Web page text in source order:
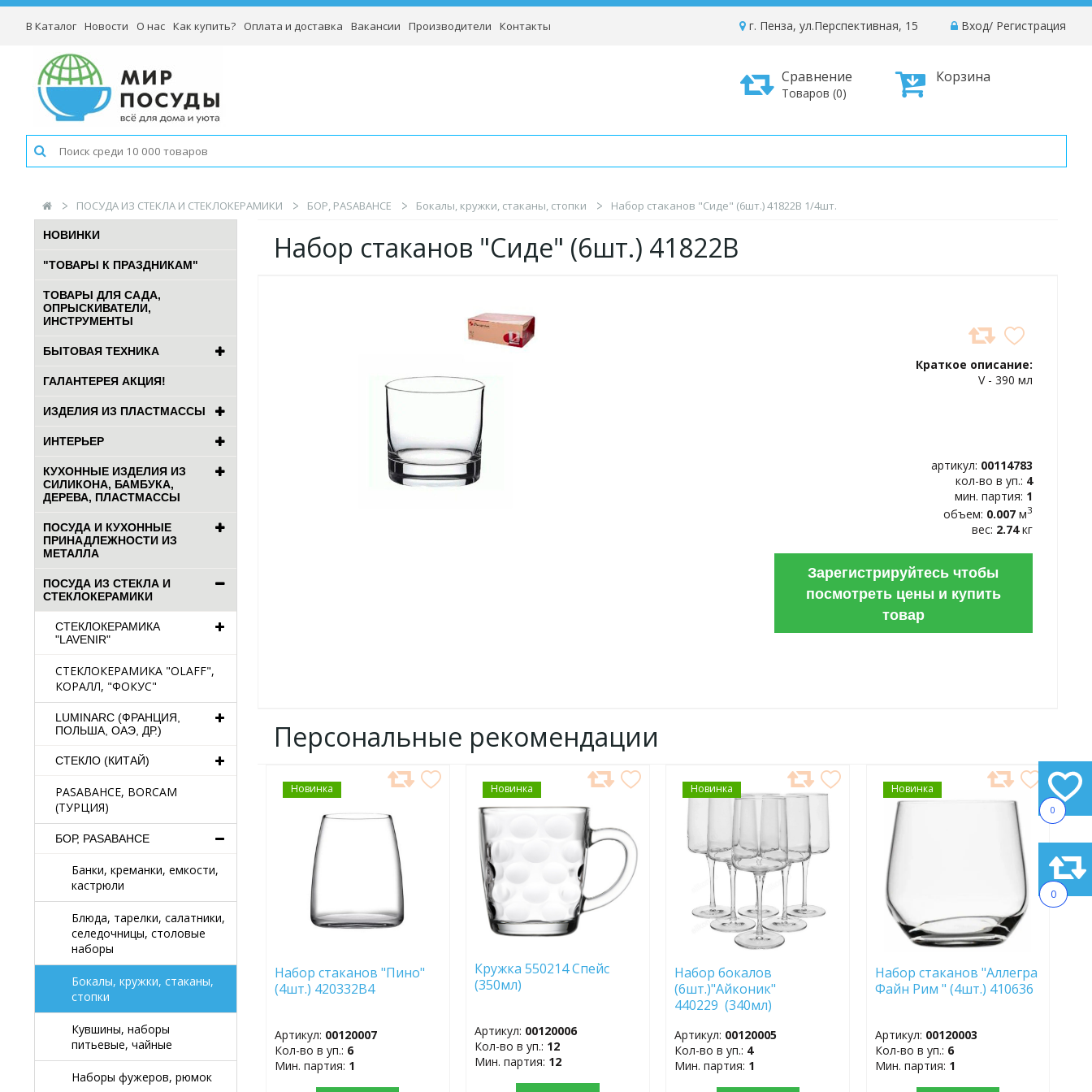
0
0
В Каталог Новости О нас Как купить? Оплата и доставка Вакансии Производители Контакты Вход/ Регистрация
г. Пенза, ул.Перспективная, 15
Корзина
Сравнение
Товаров (0)
ПОСУДА ИЗ СТЕКЛА И СТЕКЛОКЕРАМИКИ БОР, PASABAHCE Бокалы, кружки, стаканы, стопки Набор стаканов "Сиде" (6шт.) 41822B 1/4шт.
НОВИНКИ
"ТОВАРЫ К ПРАЗДНИКАМ"
ТОВАРЫ ДЛЯ САДА,
ОПРЫСКИВАТЕЛИ,
ИНСТРУМЕНТЫ
БЫТОВАЯ ТЕХНИКА
ГАЛАНТЕРЕЯ АКЦИЯ!
ИЗДЕЛИЯ ИЗ ПЛАСТМАССЫ
ИНТЕРЬЕР
КУХОННЫЕ ИЗДЕЛИЯ ИЗ
СИЛИКОНА, БАМБУКА,
ДЕРЕВА, ПЛАСТМАССЫ
ПОСУДА И КУХОННЫЕ
ПРИНАДЛЕЖНОСТИ ИЗ
МЕТАЛЛА
ПОСУДА ИЗ СТЕКЛА И
СТЕКЛОКЕРАМИКИ
СТЕКЛОКЕРАМИКА
"LAVENIR"
СТЕКЛОКЕРАМИКА "OLAFF",
КОРАЛЛ, "ФОКУС"
LUMINARC (ФРАНЦИЯ,
ПОЛЬША, ОАЭ, ДР.)
СТЕКЛО (КИТАЙ)
PASABAHCE, BORCAM
(ТУРЦИЯ)
БОР, PASABAHCE
Банки, креманки, емкости,
кастрюли
Блюда, тарелки, салатники,
селедочницы, столовые
наборы
Бокалы, кружки, стаканы,
стопки
Кувшины, наборы
питьевые, чайные
Наборы фужеров, рюмок
Набор стаканов "Сиде" (6шт.) 41822B
Краткое описание:
V - 390 мл
артикул: 00114783
кол-во в уп.: 4
мин. партия: 1
объем: 0.007 м3
вес: 2.74кг
Зарегистрируйтесь чтобы
посмотреть цены и купить
товар
Персональные рекомендации
Новинка
ДОБАВИТЬ
В
ИЗБРАННОЕ
Набор стаканов "Пино"
(4шт.) 420332B4
Артикул: 00120007
Кол-во в уп.: 6
Мин. партия: 1
Новинка
ДОБАВИТЬ
В
Кружка 550214 Спейс
(350мл)
Артикул: 00120006
Кол-во в уп.: 12
Мин. партия: 12
Новинка
ДОБАВИТЬ
В
ИЗБРАННОЕ
Набор бокалов
(6шт.)"Айконик"
440229 (340мл)
Артикул: 00120005
Кол-во в уп.: 4
Мин. партия: 1
Новинка
ДОБАВИТЬ
В
Набор стаканов "Аллегра
Файн Рим " (4шт.) 410636
Артикул: 00120003
Кол-во в уп.: 6
Мин. партия: 1